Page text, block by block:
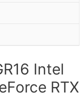
Intel
RTX